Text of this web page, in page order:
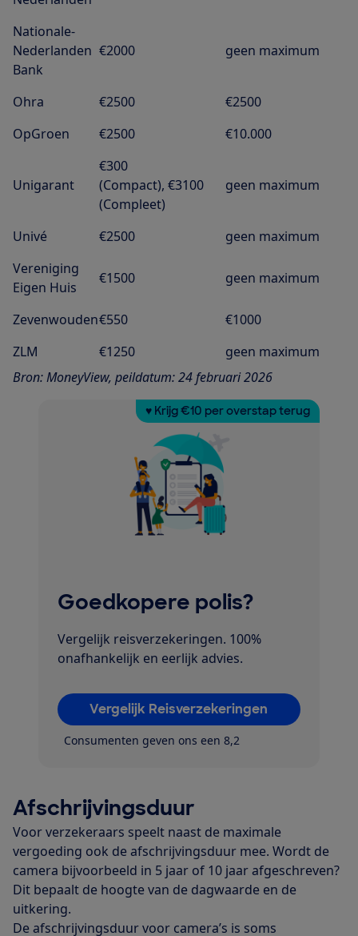
Nationale-
Nederlanden
Bank
€2000 geen maximum
Ohra €2500
€2500
OpGroen
€2500 €10.000
Unigarant
€300
(Compact), €3100
(Compleet)
geen maximum
Univé €2500
geen maximum
Vereniging
Eigen Huis
€1500 geen maximum
Zevenwouden€550
€1000
ZLM
€1250
geen maximum
Bron: MoneyView, peildatum: 24 februari 2026
♥ Krijg €10 per overstap terug
Goedkopere polis?
Vergelijk reisverzekeringen. 100%
onafhankelijk en eerlijk advies.
Vergelijk Reisverzekeringen
Consumenten geven ons een 8,2
Afschrijvingsduur
Voor verzekeraars speelt naast de maximale
vergoeding ook de afschrijvingsduur mee. Wordt de
camera bijvoorbeeld in 5 jaar of 10 jaar afgeschreven?
Dit bepaalt de hoogte van de dagwaarde en de
uitkering.
De afschrijvingsduur voor camera’s is soms